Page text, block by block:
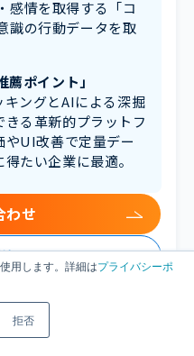
用します。詳細はプライバシーポ
拒否
感情を取得する「コ
識の行動データを取
薦ポイント」
ングとAIによる深掘
る革新的プラットフ
やUI改善で定量デー
たい企業に最適。
細
わせ